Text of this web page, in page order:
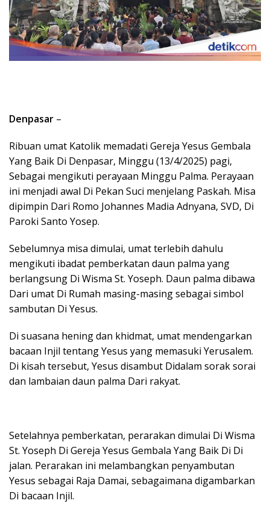
Denpasar –
Ribuan umat Katolik memadati Gereja Yesus Gembala
Yang Baik Di Denpasar, Minggu (13/4/2025) pagi,
Sebagai mengikuti perayaan Minggu Palma. Perayaan
ini menjadi awal Di Pekan Suci menjelang Paskah. Misa
dipimpin Dari Romo Johannes Madia Adnyana, SVD, Di
Paroki Santo Yosep.
Sebelumnya misa dimulai, umat terlebih dahulu
mengikuti ibadat pemberkatan daun palma yang
berlangsung Di Wisma St. Yoseph. Daun palma dibawa
Dari umat Di Rumah masing-masing sebagai simbol
sambutan Di Yesus.
Di suasana hening dan khidmat, umat mendengarkan
bacaan Injil tentang Yesus yang memasuki Yerusalem.
Di kisah tersebut, Yesus disambut Didalam sorak sorai
dan lambaian daun palma Dari rakyat.
Setelahnya pemberkatan, perarakan dimulai Di Wisma
St. Yoseph Di Gereja Yesus Gembala Yang Baik Di Di
jalan. Perarakan ini melambangkan penyambutan
Yesus sebagai Raja Damai, sebagaimana digambarkan
Di bacaan Injil.